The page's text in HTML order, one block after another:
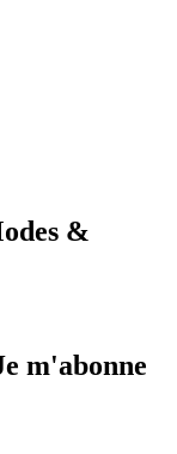
&
m'abonne